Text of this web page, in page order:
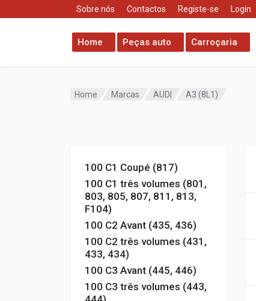
Sobre nós Contactos Registe-se Login
Home Peças auto Carroçaria
Home Marcas AUDI A3 (8L1)
100 C1 Coupé (817)
100 C1 três volumes (801,
803, 805, 807, 811, 813,
F104)
100 C2 Avant (435, 436)
100 C2 três volumes (431,
433, 434)
100 C3 Avant (445, 446)
100 C3 três volumes (443,